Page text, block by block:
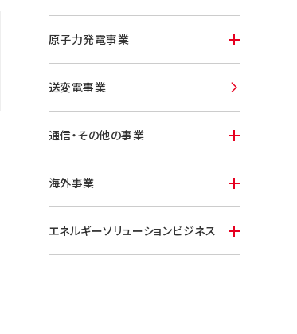
原子力発電事業
送変電事業
通信・その他の事業
海外事業
エネルギーソリューションビジネス